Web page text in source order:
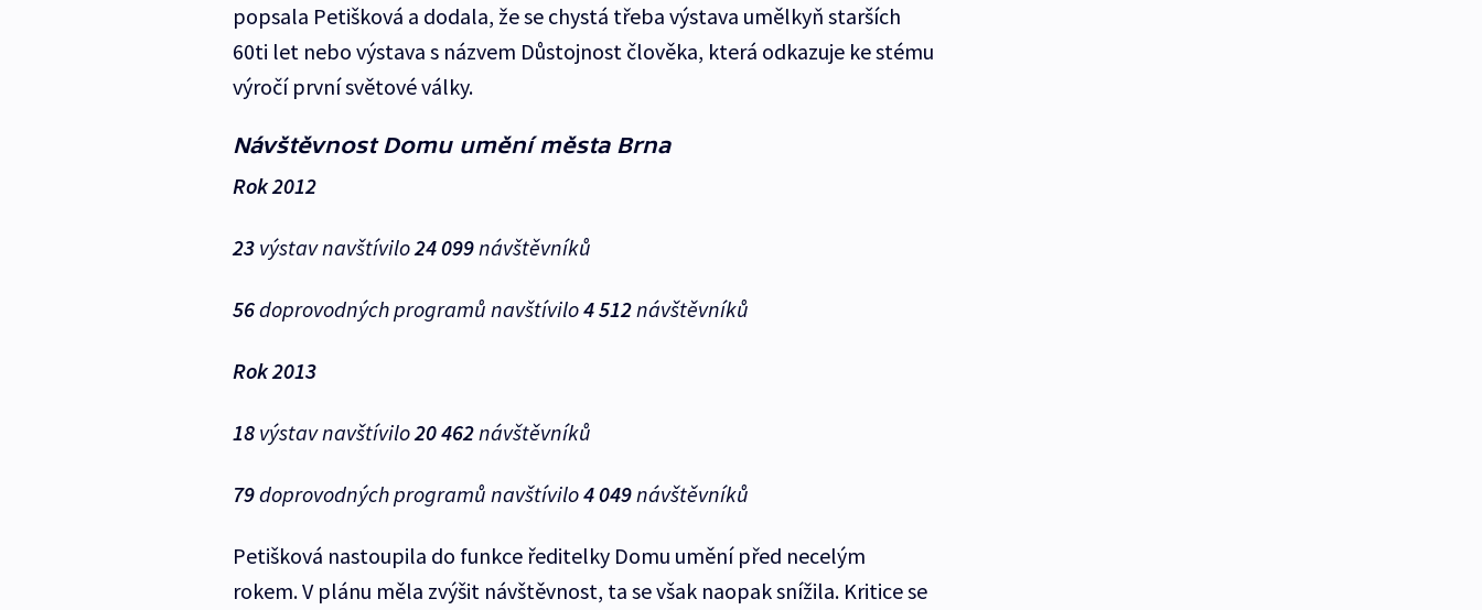
popsala Petišková a dodala, že se chystá třeba výstava umělkyň starších
60ti let nebo výstava s názvem Důstojnost člověka, která odkazuje ke stému
výročí první světové války.
Návštěvnost Domu umění města Brna
Rok 2012
23výstav navštívilo24 099návštěvníků
56doprovodných programů navštívilo4 512návštěvníků
Rok 2013
18výstav navštívilo20 462návštěvníků
79doprovodných programů navštívilo4 049návštěvníků
Petišková nastoupila do funkce ředitelky Domu umění před necelým
rokem. V plánu měla zvýšit návštěvnost, ta se však naopak snížila. Kritice se